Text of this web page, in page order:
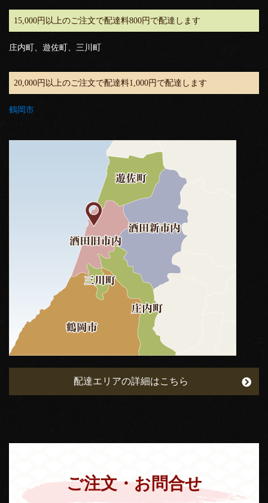
15,000円以上のご注文で配達料800円で配達します
庄内町、遊佐町、三川町
20,000円以上のご注文で配達料1,000円で配達します
鶴岡市
配達エリアの詳細はこちら
ご注文・お問合せ